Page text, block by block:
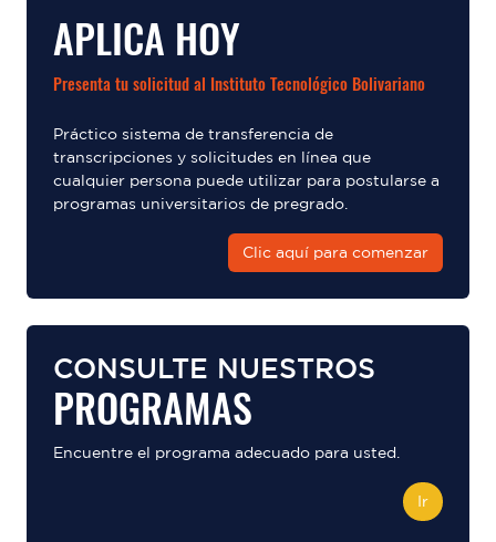
APLICA HOY
Presenta tu solicitud al Instituto Tecnológico Bolivariano
Práctico sistema de transferencia de
transcripciones y solicitudes en línea que
cualquier persona puede utilizar para postularse a
programas universitarios de pregrado.
Clic aquí para comenzar
CONSULTE NUESTROS
PROGRAMAS
Encuentre el programa adecuado para usted.
Ir